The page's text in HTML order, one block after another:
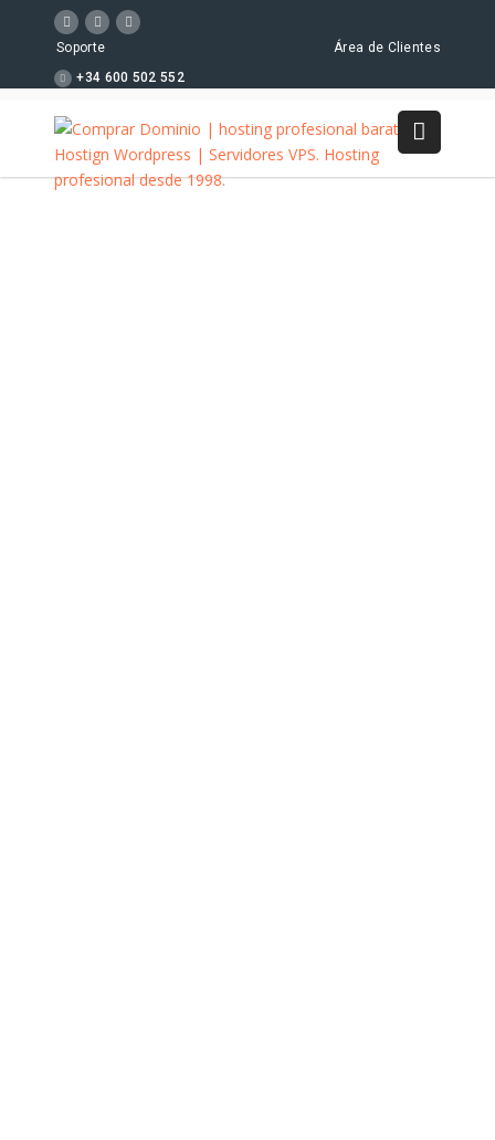
Soporte
Área de Clientes
+34 600 502 552